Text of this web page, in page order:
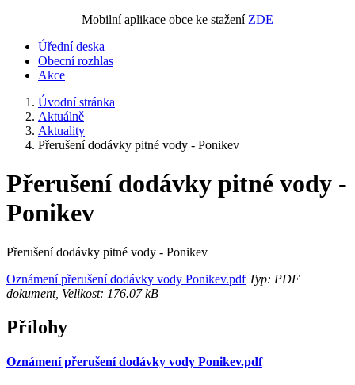
Mobilní aplikace obce ke stažení ZDE
Úřední deska
Obecní rozhlas
Akce
Úvodní stránka
Aktuálně
Aktuality
Přerušení dodávky pitné vody - Ponikev
Přerušení dodávky pitné vody -
Ponikev
Přerušení dodávky pitné vody - Ponikev
Oznámení přerušení dodávky vody Ponikev.pdfTyp: PDF
dokument, Velikost: 176.07 kB
Přílohy
Oznámení přerušení dodávky vody Ponikev.pdf